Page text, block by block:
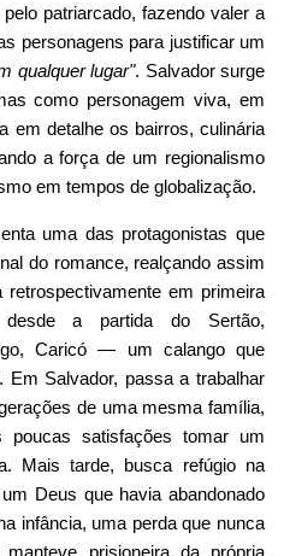
patriarcado, fazendo valer a
personagens para justificar um
qualquer lugar". Salvador surge
como personagem viva, em
em detalhe os bairros, culinária
a força de um regionalismo
em tempos de globalização.
uma das protagonistas que
do romance, realçando assim
em primeira
desde a partida do Sertão,
Caricó — um calango que
Em Salvador, passa a trabalhar
de uma mesma família,
poucas satisfações tomar um
Mais tarde, busca refúgio na
Deus que havia abandonado
infância, uma perda que nunca